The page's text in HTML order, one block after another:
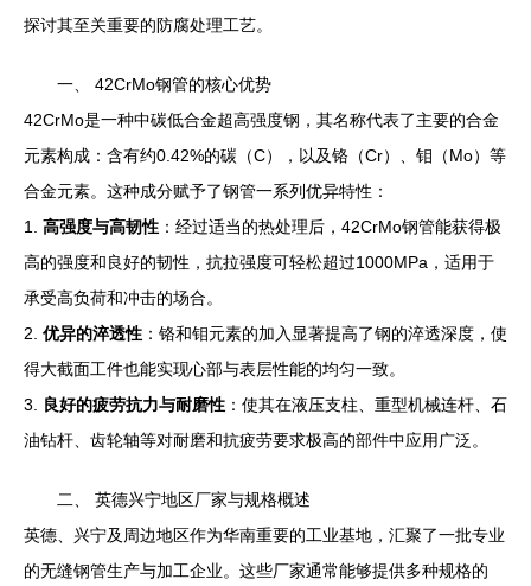
探讨其至关重要的防腐处理工艺。
一、 42CrMo钢管的核心优势
42CrMo是一种中碳低合金超高强度钢，其名称代表了主要的合金
元素构成：含有约0.42%的碳（C），以及铬（Cr）、钼（Mo）等
合金元素。这种成分赋予了钢管一系列优异特性：
1. 高强度与高韧性 ：经过适当的热处理后，42CrMo钢管能获得极
高的强度和良好的韧性，抗拉强度可轻松超过1000MPa，适用于
承受高负荷和冲击的场合。
2. 优异的淬透性 ：铬和钼元素的加入显著提高了钢的淬透深度，使
得大截面工件也能实现心部与表层性能的均匀一致。
3.
良好的疲劳抗力与耐磨性 ：使其在液压支柱、重型机械连杆、石
油钻杆、齿轮轴等对耐磨和抗疲劳要求极高的部件中应用广泛。
二、 英德兴宁地区厂家与规格概述
英德、兴宁及周边地区作为华南重要的工业基地，汇聚了一批专业
的无缝钢管生产与加工企业。这些厂家通常能够提供多种规格的